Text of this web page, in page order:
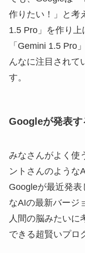
作りたい！」と考
1.5 Pro」を作り
「Gemini 1.5 Pro
んなに注目されて
す。
Googleが発表す
みなさんがよく使
ントさんのような
Googleが最近発
なAIの最新バージ
人間の脳みたいに
できる超賢いプロ